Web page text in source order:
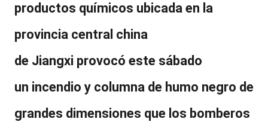
productos químicos ubicada en la
provincia central china
de Jiangxi provocó este sábado
un incendio y columna de humo negro de
grandes dimensiones que los bomberos